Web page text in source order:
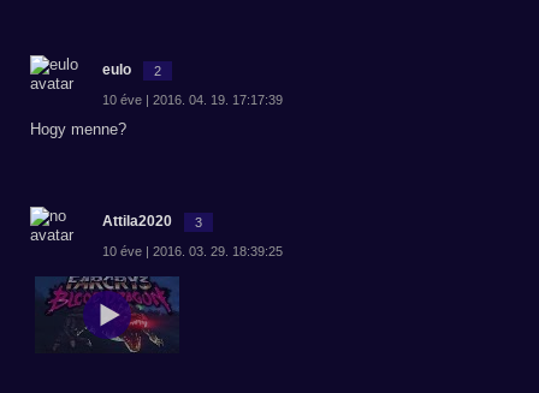
eulo 2
10 éve | 2016. 04. 19. 17:17:39
Hogy menne?
Attila2020 3
10 éve | 2016. 03. 29. 18:39:25